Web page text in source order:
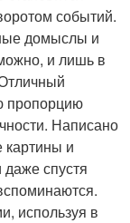
событий.
домыслы и
и лишь в
пропорцию
Написано
картины и
спустя
используя в